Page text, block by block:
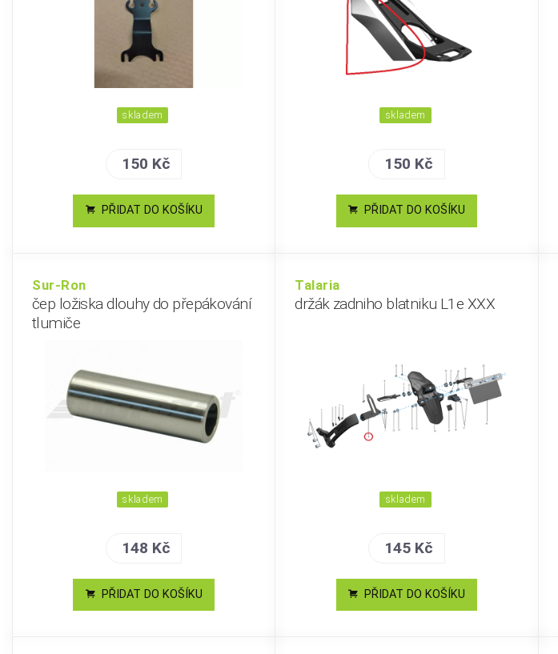
skladem
150 Kč
PŘIDAT DO KOŠÍKU
skladem
150 Kč
PŘIDAT DO KOŠÍKU
Sur-Ron
čep ložiska dlouhy do přepákování
tlumiče
skladem
148 Kč
PŘIDAT DO KOŠÍKU
Talaria
držák zadniho blatniku L1e XXX
skladem
145 Kč
PŘIDAT DO KOŠÍKU